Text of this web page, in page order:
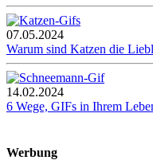
07.05.2024
Warum sind Katzen die
14.02.2024
6 Wege, GIFs in Ihrem
Werbung